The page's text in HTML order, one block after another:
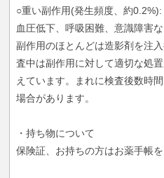
○重い副作用(発生頻度、約0.2%):
血圧低下、呼吸困難、意識障害
副作用のほとんどは造影剤を注
査中は副作用に対して適切な処
えています。まれに検査後数時
場合があります。
・持ち物について
保険証、お持ちの方はお薬手帳を